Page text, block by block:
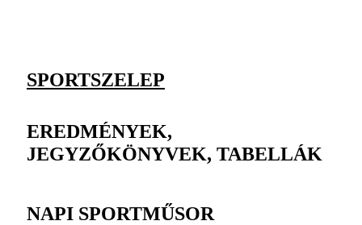
SPORTSZELEP
EREDMÉNYEK,
JEGYZŐKÖNYVEK, TABELLÁK
NAPI SPORTMŰSOR